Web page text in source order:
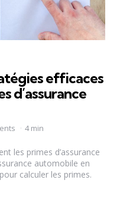
efficaces
d’assurance
4 min
les primes d’assurance
automobile en
calculer les primes.